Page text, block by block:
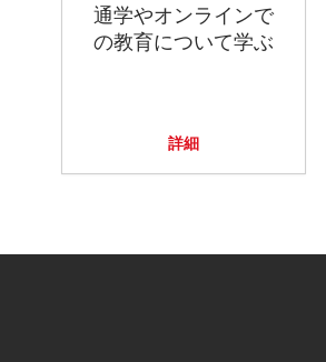
通学やオンラインで
の教育について学ぶ
詳細